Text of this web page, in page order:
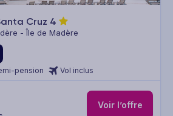
Cruz 4
- Île de Madère
pension Vol inclus
Voir l’offre